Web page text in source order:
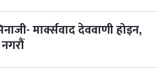
मार्क्सवाद देववाणी होइन,